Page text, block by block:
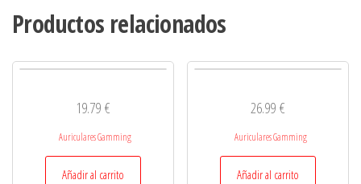
Productos relacionados
19.79 €
Auriculares Gamming
Añadir al carrito
26.99€
Auriculares Gamming
Añadir al carrito